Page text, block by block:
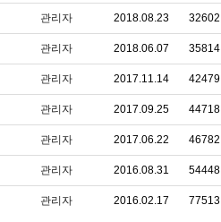
관리자 2018.08.23 32602
관리자 2018.06.07 35814
관리자 2017.11.14 42479
관리자 2017.09.25 44718
관리자 2017.06.22 46782
관리자 2016.08.31 54448
관리자 2016.02.17 77513